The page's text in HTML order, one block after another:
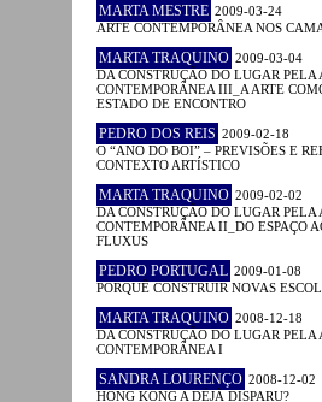
MARTA MESTRE 2009-03-24
ARTE CONTEMPORÂNEA NOS
MARTA TRAQUINO 2009-03-04
DA CONSTRUÇÃO DO LUGAR PELA
CONTEMPORÂNEA III_A ARTE
ESTADO DE ENCONTRO
PEDRO DOS REIS 2009-02-18
O “ANO DO BOI” – PREVISÕES E
CONTEXTO ARTÍSTICO
MARTA TRAQUINO 2009-02-02
DA CONSTRUÇÃO DO LUGAR PELA
CONTEMPORÂNEA II_DO ESPAÇO
FLUXUS
PEDRO PORTUGAL 2009-01-08
PORQUÊ CONSTRUIR NOVAS
MARTA TRAQUINO 2008-12-18
DA CONSTRUÇÃO DO LUGAR PELA
CONTEMPORÂNEA I
SANDRA LOURENÇO 2008-12-02
HONG KONG A DÉJÀ DISPARU?